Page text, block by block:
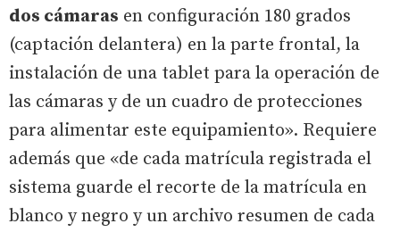
dos cámaras en configuración 180 grados
(captación delantera) en la parte frontal, la
instalación de una tablet para la operación de
las cámaras y de un cuadro de protecciones
para alimentar este equipamiento». Requiere
además que «de cada matrícula registrada el
sistema guarde el recorte de la matrícula en
blanco y negro y un archivo resumen de cada